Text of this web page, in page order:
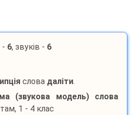
- 6, звуків - 6
слова даліти.
(звукова модель) слова
1 - 4 клас